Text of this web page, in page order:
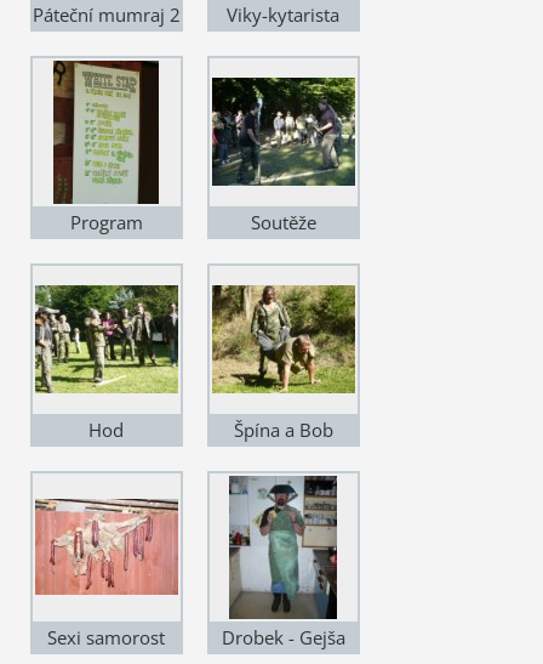
Páteční mumraj 2 Viky-kytarista
Program Soutěže
Hod
Špína a Bob
Sexi samorost Drobek - Gejša